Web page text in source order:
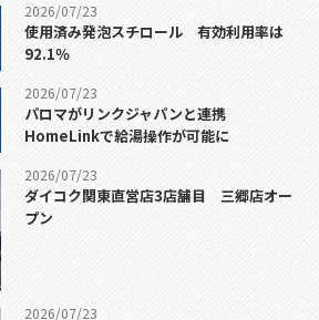
2026/07/23
使用済み発泡スチロール 有効利用率は
92.1％
2026/07/23
パロマがリンクジャパンと連携
HomeLinkで給湯操作が可能に
2026/07/23
ダイコク関東直営店3店舗目 三郷店オー
プン
2026/07/23